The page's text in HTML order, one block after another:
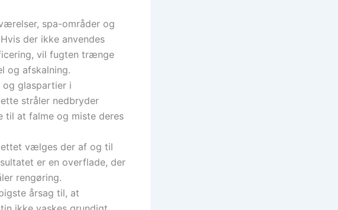
spa-områder og
der ikke anvendes
vil fugten trænge
og afskalning.
og glaspartier i
stråler nedbryder
til at falme og miste deres
vælges der af og til
er en overflade, der
rengøring.
årsag til, at